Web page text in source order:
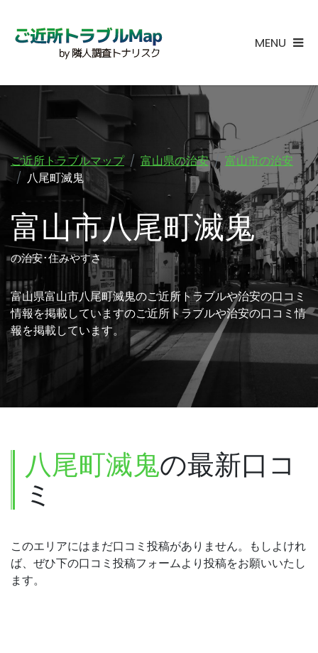
MENU
ご近所トラブルマップ 富山県の治安
富山市の治安
八尾町滅鬼
富山市八尾町滅鬼
の治安･住みやすさ
富山県富山市八尾町滅鬼のご近所トラブルや治安の口コミ
情報を掲載していますのご近所トラブルや治安の口コミ情
報を掲載しています。
八尾町滅鬼の最新口コ
ミ
このエリアにはまだ口コミ投稿がありません。もしよけれ
ば、ぜひ下の口コミ投稿フォームより投稿をお願いいたし
ます。